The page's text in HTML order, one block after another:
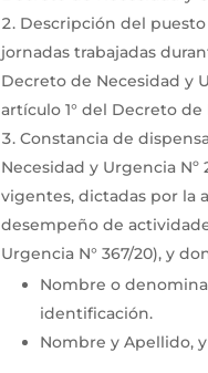
Descripción del
jornadas trabajadas
Decreto de Necesidad y
artículo 1° del Decreto de
Constancia de
Necesidad y Urgencia
vigentes, dictadas por la
desempeño de
Urgencia N° 367/20), y
Nombre o
identificación.
Nombre y Apellido, y